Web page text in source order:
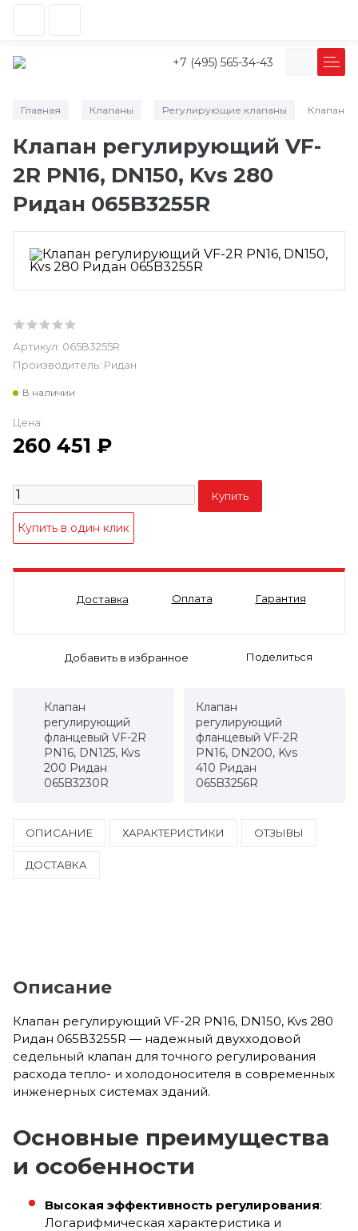
+7 (495) 565-34-43
Главная Клапаны Регулирующие клапаны Клапан
Клапан регулирующий VF-
2R PN16, DN150, Kvs 280
Ридан 065B3255R
Артикул: 065B3255R
Производитель: Ридан
В наличии
Цена:
260 451 ₽
Доставка Оплата Гарантия
Поделиться
Клапан
регулирующий
фланцевый VF-2R
PN16, DN125, Kvs
200 Ридан
065B3230R
Клапан
регулирующий
фланцевый VF-2R
PN16, DN200, Kvs
410 Ридан
065B3256R
ОПИСАНИЕ ХАРАКТЕРИСТИКИ ОТЗЫВЫ
ДОСТАВКА
Описание
Клапан регулирующий VF-2R PN16, DN150, Kvs 280
Ридан 065B3255R — надежный двухходовой
седельный клапан для точного регулирования
расхода тепло- и холодоносителя в современных
инженерных системах зданий.
Основные преимущества
и особенности
Высокая эффективность регулирования:
Логарифмическая характеристика и